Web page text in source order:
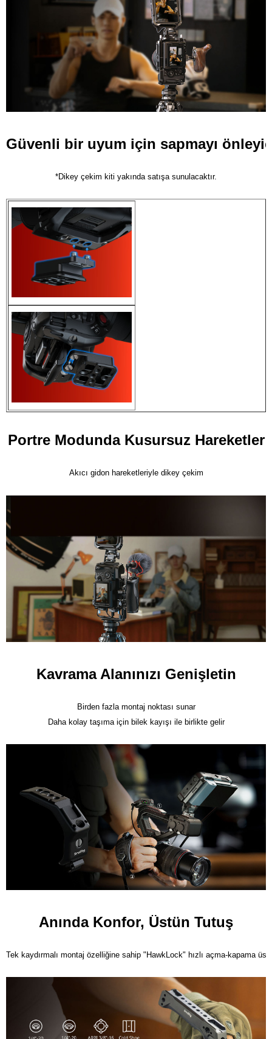
Güvenli bir uyum için sapmayı
*Dikey çekim kiti yakında satışa sunulacaktır.
Portre Modunda Kusursuz Hareketler
Akıcı gidon hareketleriyle dikey çekim
Kavrama Alanınızı Genişletin
Birden fazla montaj noktası sunar
Daha kolay taşıma için bilek kayışı ile birlikte gelir
Anında Konfor, Üstün Tutuş
Tek kaydırmalı montaj özelliğine sahip "HawkLock" hızlı açma-kapama